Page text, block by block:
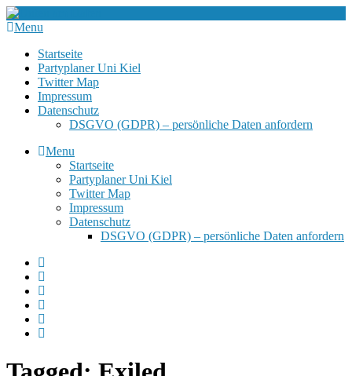
Menu
Startseite
Partyplaner Uni Kiel
Twitter Map
Impressum
Datenschutz
DSGVO (GDPR) – persönliche Daten anfordern
Menu
Startseite
Partyplaner Uni Kiel
Twitter Map
Impressum
Datenschutz
DSGVO (GDPR) – persönliche Daten anfordern